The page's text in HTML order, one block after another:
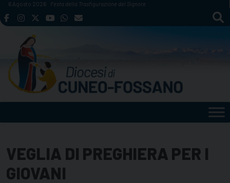
Skip
to
6 Agosto 2026 Festa della Trasfigurazione del Signore
VEGLIA DI PREGHIERA PER I
GIOVANI